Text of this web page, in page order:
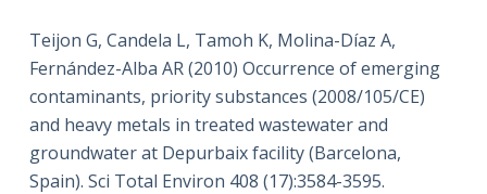
Teijon G, Candela L, Tamoh K, Molina-Díaz A,
Fernández-Alba AR (2010) Occurrence of emerging
contaminants, priority substances (2008/105/CE)
and heavy metals in treated wastewater and
groundwater at Depurbaix facility (Barcelona,
Spain). Sci Total Environ 408 (17):3584-3595.